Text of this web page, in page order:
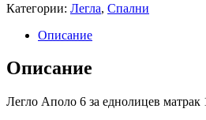
Категории: Легла, Спални
Описание
Описание
Легло Аполо 6 за еднолицев